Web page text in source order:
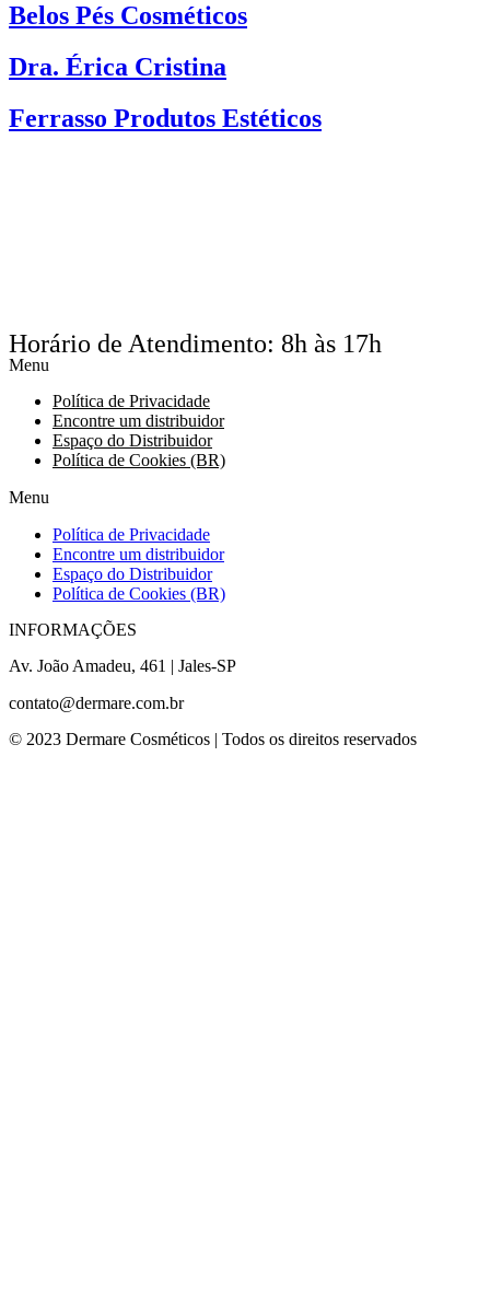
Belos Pés Cosméticos
Dra. Érica Cristina
Ferrasso Produtos Estéticos
Horário de Atendimento: 8h às 17h
Menu
Política de Privacidade
Encontre um distribuidor
Espaço do Distribuidor
Política de Cookies (BR)
Menu
Política de Privacidade
Encontre um distribuidor
Espaço do Distribuidor
Política de Cookies (BR)
INFORMAÇÕES
Av. João Amadeu, 461 | Jales-SP
contato@dermare.com.br
© 2023 Dermare Cosméticos | Todos os direitos reservados